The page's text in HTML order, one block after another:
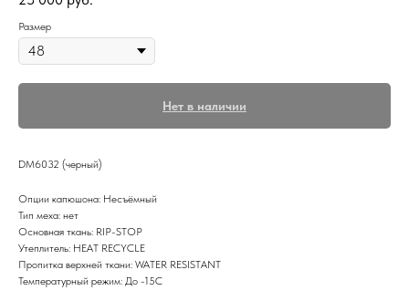
Размер
Нет в наличии
DM6032 (черный)
Опции капюшона: Несъёмный
Тип меха: нет
Основная ткань: RIP-STOP
Утеплитель: HEAT RECYCLE
Пропитка верхней ткани: WATER RESISTANT
Температурный режим: До -15С